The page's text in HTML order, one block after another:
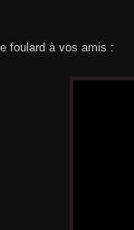
foulard à vos amis :